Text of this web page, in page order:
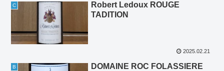
C
Robert Ledoux ROUGE
TADITION
2025.02.21
B
DOMAINE ROC FOLASSIERE